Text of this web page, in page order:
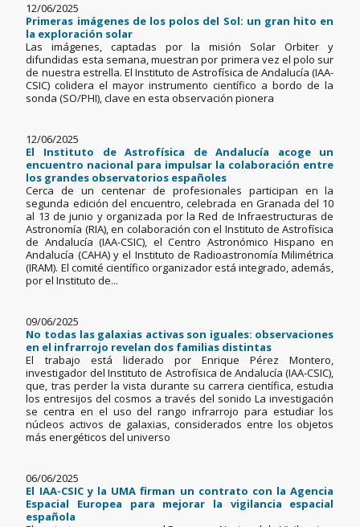
12/06/2025
Primeras imágenes de los polos del Sol: un gran hito en
la exploración solar
Las imágenes, captadas por la misión Solar Orbiter y
difundidas esta semana, muestran por primera vez el polo sur
de nuestra estrella. El Instituto de Astrofísica de Andalucía (IAA-
CSIC) colidera el mayor instrumento científico a bordo de la
sonda (SO/PHI), clave en esta observación pionera
12/06/2025
El Instituto de Astrofísica de Andalucía acoge un
encuentro nacional para impulsar la colaboración entre
los grandes observatorios españoles
Cerca de un centenar de profesionales participan en la
segunda edición del encuentro, celebrada en Granada del 10
al 13 de junio y organizada por la Red de Infraestructuras de
Astronomía (RIA), en colaboración con el Instituto de Astrofísica
de Andalucía (IAA-CSIC), el Centro Astronómico Hispano en
Andalucía (CAHA) y el Instituto de Radioastronomía Milimétrica
(IRAM). El comité científico organizador está integrado, además,
por el Instituto de...
09/06/2025
No todas las galaxias activas son iguales: observaciones
en el infrarrojo revelan dos familias distintas
El trabajo está liderado por Enrique Pérez Montero,
investigador del Instituto de Astrofísica de Andalucía (IAA-CSIC),
que, tras perder la vista durante su carrera científica, estudia
los entresijos del cosmos a través del sonido La investigación
se centra en el uso del rango infrarrojo para estudiar los
núcleos activos de galaxias, considerados entre los objetos
más energéticos del universo
06/06/2025
El IAA-CSIC y la UMA firman un contrato con la Agencia
Espacial Europea para mejorar la vigilancia espacial
española